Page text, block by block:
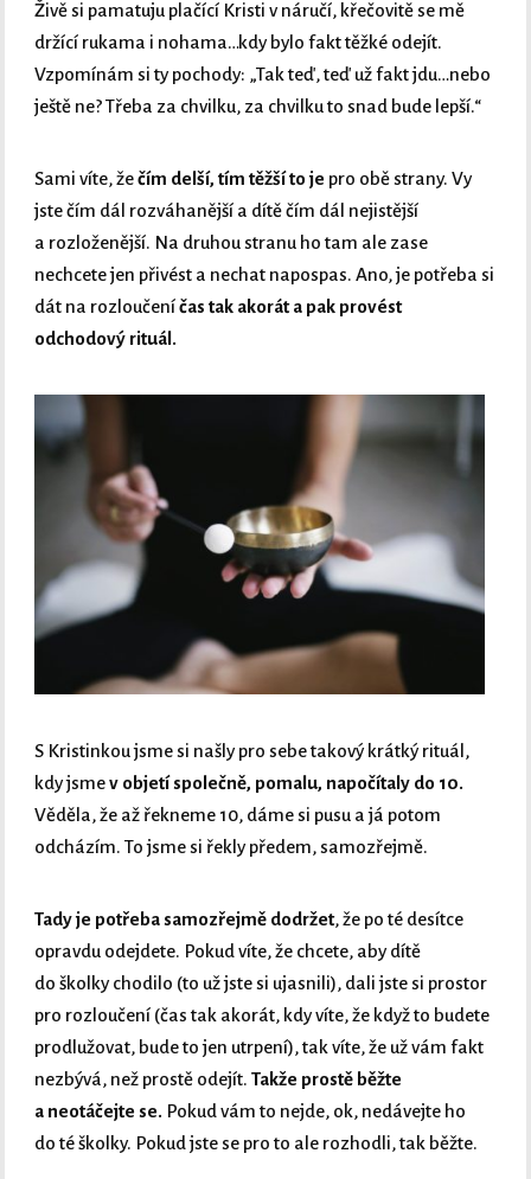
Živě si pamatuju plačící Kristi v náručí, křečovitě se mě
držící rukama i nohama…kdy bylo fakt těžké odejít.
Vzpomínám si ty pochody: „Tak teď, teď už fakt jdu…nebo
ještě ne? Třeba za chvilku, za chvilku to snad bude lepší.“
Sami víte, žečím delší, tím těžší to je pro obě strany. Vy
jste čím dál rozváhanější a dítě čím dál nejistější
a rozloženější. Na druhou stranu ho tam ale zase
nechcete jen přivést a nechat napospas. Ano, je potřeba si
dát na rozloučeníčas tak akorát a pak provést
odchodový rituál.
S Kristinkou jsme si našly pro sebe takový krátký rituál,
kdy jsmev objetí společně, pomalu, napočítaly do 10.
Věděla, že až řekneme 10, dáme si pusu a já potom
odcházím. To jsme si řekly předem, samozřejmě.
Tady je potřeba samozřejmě dodržet, že po té desítce
opravdu odejdete. Pokud víte, že chcete, aby dítě
do školky chodilo (to už jste si ujasnili), dali jste si prostor
pro rozloučení (čas tak akorát, kdy víte, že když to budete
prodlužovat, bude to jen utrpení), tak víte, že už vám fakt
nezbývá, než prostě odejít.Takže prostě běžte
a neotáčejte se. Pokud vám to nejde, ok, nedávejte ho
do té školky. Pokud jste se pro to ale rozhodli, tak běžte.